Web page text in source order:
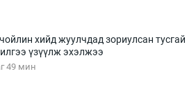
хийд жуулчдад зориулсан тусгай
үзүүлж эхэлжээ
49 мин